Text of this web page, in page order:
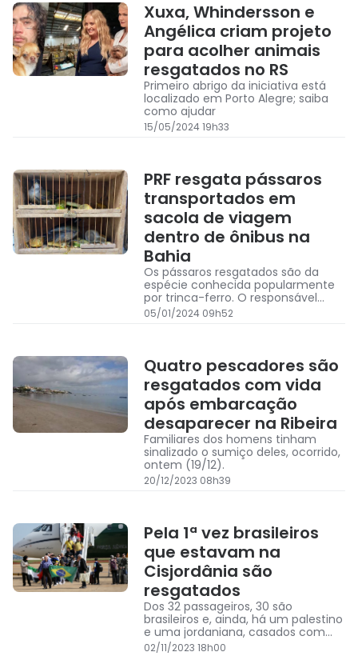
Xuxa, Whindersson e
Angélica criam projeto
para acolher animais
resgatados no RS
Primeiro abrigo da iniciativa está
localizado em Porto Alegre; saiba
como ajudar
15/05/2024 19h33
PRF resgata pássaros
transportados em
sacola de viagem
dentro de ônibus na
Bahia
Os pássaros resgatados são da
espécie conhecida popularmente
por trinca-ferro. O responsável
pelos animais foi identificado e não
apresentou documentação
05/01/2024 09h52
Quatro pescadores são
resgatados com vida
após embarcação
desaparecer na Ribeira
Familiares dos homens tinham
sinalizado o sumiço deles, ocorrido,
ontem (19/12).
20/12/2023 08h39
Pela 1ª vez brasileiros
que estavam na
Cisjordânia são
resgatados
Dos 32 passageiros, 30 são
brasileiros e, ainda, há um palestino
e uma jordaniana, casados com
brasileiros
02/11/2023 18h00